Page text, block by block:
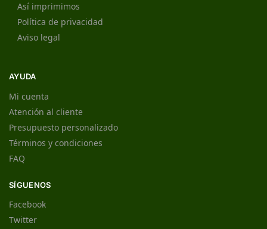
Así imprimimos
Política de privacidad
Aviso legal
AYUDA
Mi cuenta
Atención al cliente
Presupuesto personalizado
Términos y condiciones
FAQ
SÍGUENOS
Facebook
Twitter